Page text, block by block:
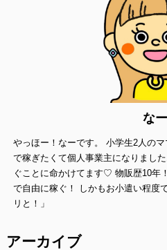
当方は、個人情報の漏洩、滅失、毀
保護管理責任者を設置し、
十分な安全保護に努め、 また、個人
保つよう、 お預かりした個人情報の
情報内容の照会、修正または削除
当方は、お客様が当社にご提供いた
ご本人であることを確認させていた
みやかに 対応させていただきます。
プライバシーに関する意見・苦情・
お客様が、当ウェブサイトで掲示し
よう努めます。
なー
やっほー！なーです。 小学生2人の
で稼ぎたくて個人事業主になりまし
ぐことに命かけてます♡ 物販歴10年
で自由に稼ぐ！ しかもお小遣い程度
リと！」
アーカイブ